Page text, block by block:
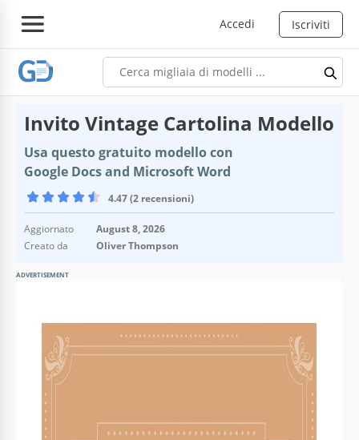
Accedi Iscriviti
Invito Vintage Cartolina Modello
Usa questo gratuito modello con
Google Docs and Microsoft Word
4.47 (2 recensioni)
Aggiornato
August 8, 2026
Creato da
Oliver Thompson
ADVERTISEMENT